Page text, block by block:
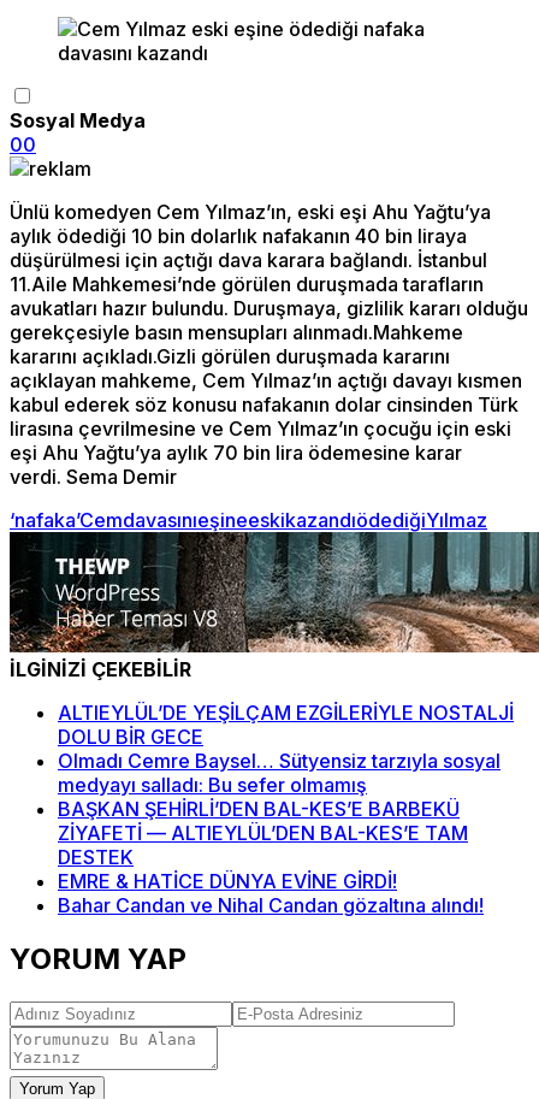
Sosyal Medya
00
Ünlü komedyen Cem Yılmaz’ın, eski eşi Ahu Yağtu’ya
aylık ödediği 10 bin dolarlık nafakanın 40 bin liraya
düşürülmesi için açtığı dava karara bağlandı. İstanbul
11.Aile Mahkemesi’nde görülen duruşmada tarafların
avukatları hazır bulundu. Duruşmaya, gizlilik kararı olduğu
gerekçesiyle basın mensupları alınmadı.Mahkeme
kararını açıkladı.Gizli görülen duruşmada kararını
açıklayan mahkeme, Cem Yılmaz’ın açtığı davayı kısmen
kabul ederek söz konusu nafakanın dolar cinsinden Türk
lirasına çevrilmesine ve Cem Yılmaz’ın çocuğu için eski
eşi Ahu Yağtu’ya aylık 70 bin lira ödemesine karar
verdi. Sema Demir
‘nafaka’CemdavasınıeşineeskikazandıödediğiYılmaz
İLGİNİZİ ÇEKEBİLİR
ALTIEYLÜL’DE YEŞİLÇAM EZGİLERİYLE NOSTALJİ
DOLU BİR GECE
Olmadı Cemre Baysel… Sütyensiz tarzıyla sosyal
medyayı salladı: Bu sefer olmamış
BAŞKAN ŞEHİRLİ’DEN BAL-KES’E BARBEKÜ
ZİYAFETİ — ALTIEYLÜL’DEN BAL-KES’E TAM
DESTEK
EMRE & HATİCE DÜNYA EVİNE GİRDİ!
Bahar Candan ve Nihal Candan gözaltına alındı!
YORUM YAP
Yorum Yap